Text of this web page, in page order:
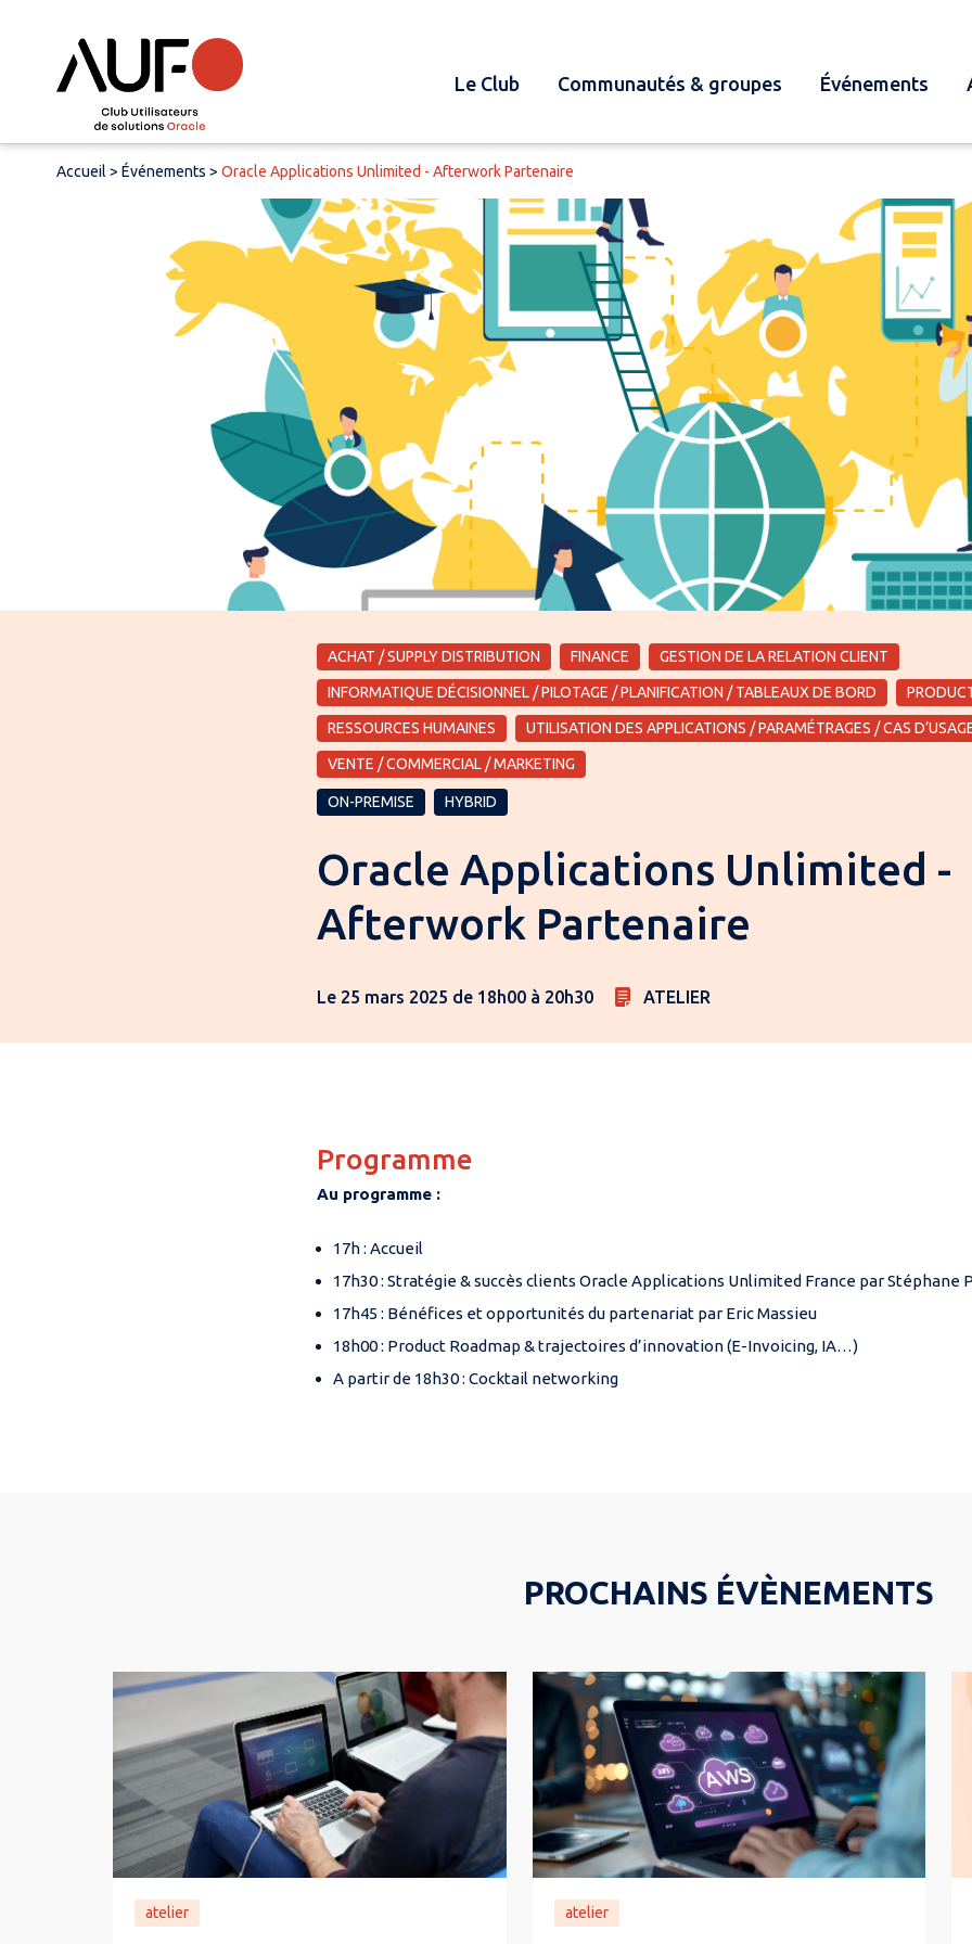
Le Club Communautés & groupes Événements
Accueil > Événements > Oracle Applications Unlimited - Afterwork Partenaire
ACHAT / SUPPLY DISTRIBUTION FINANCE GESTION DE LA RELATION CLIENT
INFORMATIQUE DÉCISIONNEL / PILOTAGE / PLANIFICATION / TABLEAUX DE BORD
RESSOURCES HUMAINES UTILISATION DES APPLICATIONS / PARAMÉTRAGES / CAS
VENTE / COMMERCIAL / MARKETING
ON-PREMISE HYBRID
Oracle Applications Unlimited -
Afterwork Partenaire
Le 25 mars 2025 de 18h00 à 20h30 ATELIER
Programme
Au programme :
17h : Accueil
17h30 : Stratégie & succès clients Oracle Applications Unlimited France par Stéphane
17h45 : Bénéfices et opportunités du partenariat par Eric Massieu
18h00 : Product Roadmap & trajectoires d’innovation (E-Invoicing, IA…)
A partir de 18h30 : Cocktail networking
PROCHAINS ÉVÈNEMENTS
atelier atelier